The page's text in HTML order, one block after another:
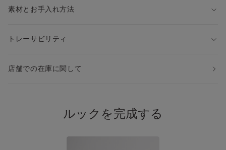
・ジャケットやカーディガンの下にワンピースとして
◆同じシルク製の別モデル
・レースなしシルクキャミソール：LT71S1
素材とお手入れ方法
トレーサビリティ
店舗での在庫に関して
ルックを完成する